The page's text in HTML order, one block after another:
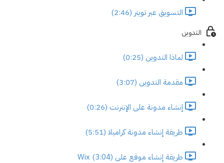
التسويق عبر تويتر (2:46)
التدوين
لماذا التدوين (0:25)
مقدمة التدوين (3:07)
إنشاء مدونة على الإنترنت (0:26)
طريقة إنشاء مدونة كراميلا (5:51)
طريقة إنشاء موقع على Wix (3:04)